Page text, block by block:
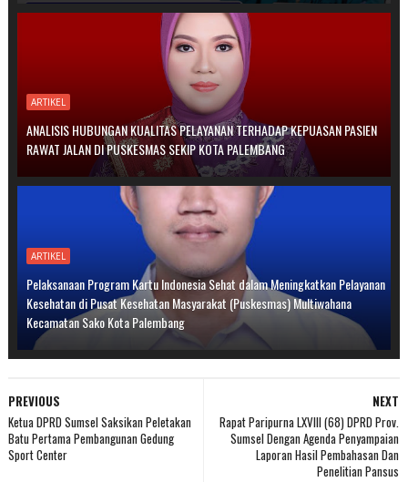
ARTIKEL
ANALISIS HUBUNGAN KUALITAS PELAYANAN TERHADAP KEPUASAN PASIEN
RAWAT JALAN DI PUSKESMAS SEKIP KOTA PALEMBANG
ARTIKEL
Pelaksanaan Program Kartu Indonesia Sehat dalam Meningkatkan Pelayanan
Kesehatan di Pusat Kesehatan Masyarakat (Puskesmas) Multiwahana
Kecamatan Sako Kota Palembang
NEXT
Rapat Paripurna LXVIII (68) DPRD Prov.
Sumsel Dengan Agenda Penyampaian
Laporan Hasil Pembahasan Dan
Penelitian Pansus
PREVIOUS
Ketua DPRD Sumsel Saksikan Peletakan
Batu Pertama Pembangunan Gedung
Sport Center